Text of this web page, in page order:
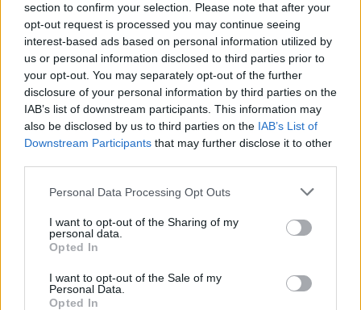
section to confirm your selection. Please note that after your
opt-out request is processed you may continue seeing
interest-based ads based on personal information utilized by
us or personal information disclosed to third parties prior to
your opt-out. You may separately opt-out of the further
disclosure of your personal information by third parties on the
IAB’s list of downstream participants. This information may
also be disclosed by us to third parties on the IAB’s List of
Downstream Participants that may further disclose it to other
Personal Data Processing Opt Outs
I want to opt-out of the Sharing of my
personal data.
Opted In
I want to opt-out of the Sale of my
Personal Data.
Opted In
Σχετικά Άρθρα